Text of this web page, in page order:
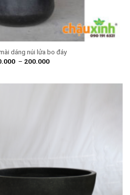
dáng núi lửa bo đáy
– 200.000